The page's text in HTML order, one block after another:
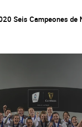
Seis Campeones de